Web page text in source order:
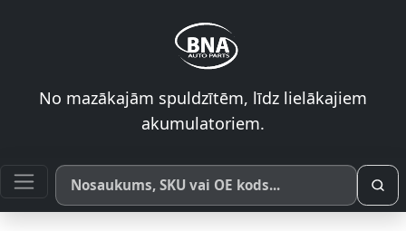
No mazākajām spuldzītēm, līdz lielākajiem
akumulatoriem.
Meklēt pēc produkta nosaukuma, SKU vai OE koda